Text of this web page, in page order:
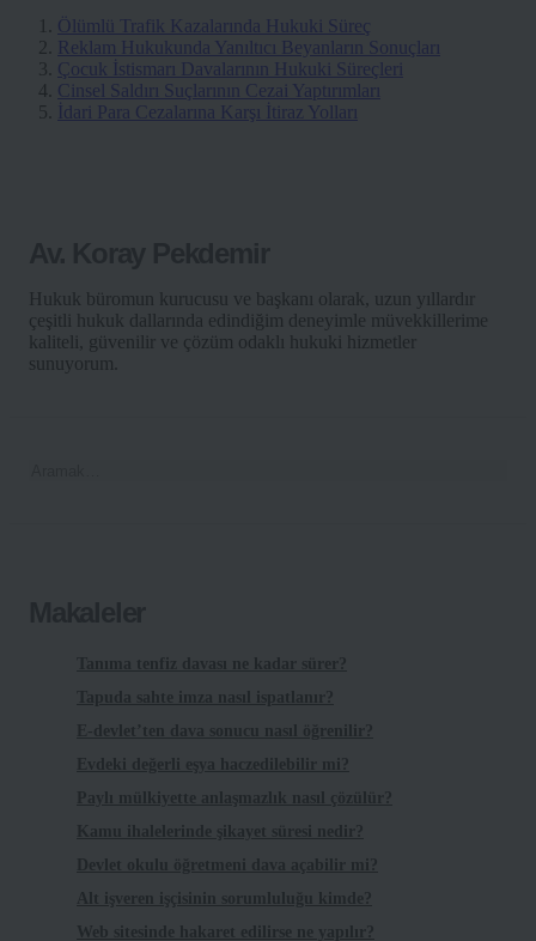
Ölümlü Trafik Kazalarında Hukuki Süreç
Reklam Hukukunda Yanıltıcı Beyanların Sonuçları
Çocuk İstismarı Davalarının Hukuki Süreçleri
Cinsel Saldırı Suçlarının Cezai Yaptırımları
İdari Para Cezalarına Karşı İtiraz Yolları
Hukuk büromun kurucusu ve başkanı olarak, uzun yıllardır
çeşitli hukuk dallarında edindiğim deneyimle müvekkillerime
kaliteli, güvenilir ve çözüm odaklı hukuki hizmetler
sunuyorum.